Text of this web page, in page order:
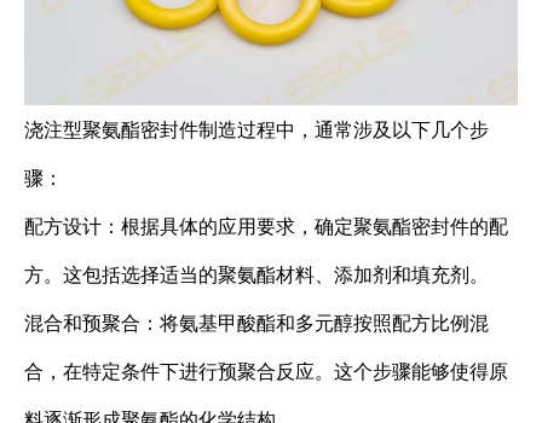
浇注型聚氨酯密封件制造过程中，通常涉及以下几个步
骤：
配方设计：根据具体的应用要求，确定聚氨酯密封件的配
方。这包括选择适当的聚氨酯材料、添加剂和填充剂。
混合和预聚合：将氨基甲酸酯和多元醇按照配方比例混
合，在特定条件下进行预聚合反应。这个步骤能够使得原